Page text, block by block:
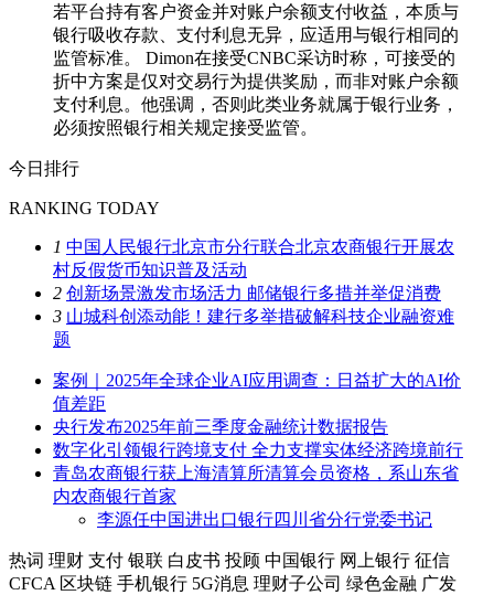
若平台持有客户资金并对账户余额支付收益，本质与
银行吸收存款、支付利息无异，应适用与银行相同的
监管标准。 Dimon在接受CNBC采访时称，可接受的
折中方案是仅对交易行为提供奖励，而非对账户余额
支付利息。他强调，否则此类业务就属于银行业务，
必须按照银行相关规定接受监管。
今日排行
RANKING TODAY
1 中国人民银行北京市分行联合北京农商银行开展农
村反假货币知识普及活动
2 创新场景激发市场活力 邮储银行多措并举促消费
3 山城科创添动能！建行多举措破解科技企业融资难
题
案例｜2025年全球企业AI应用调查：日益扩大的AI价
值差距
央行发布2025年前三季度金融统计数据报告
数字化引领银行跨境支付 全力支撑实体经济跨境前行
青岛农商银行获上海清算所清算会员资格，系山东省
内农商银行首家
李源任中国进出口银行四川省分行党委书记
热词 理财 支付 银联 白皮书 投顾 中国银行 网上银行 征信
CFCA 区块链 手机银行 5G消息 理财子公司 绿色金融 广发